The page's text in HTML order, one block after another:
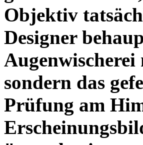
Objektiv
Designer
Augenwischerei
sondern das
Prüfung am